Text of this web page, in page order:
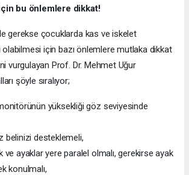
için bu önlemlere dikkat!
gerekse çocuklarda kas ve iskelet
olabilmesi için bazı önlemlere mutlaka dikkat
vurgulayan Prof. Dr. Mehmet Uğur
şöyle sıralıyor;
yüksekliği göz seviyesinde
belinizi desteklemeli,
ve ayaklar yere paralel olmalı, gerekirse ayak
konulmalı,